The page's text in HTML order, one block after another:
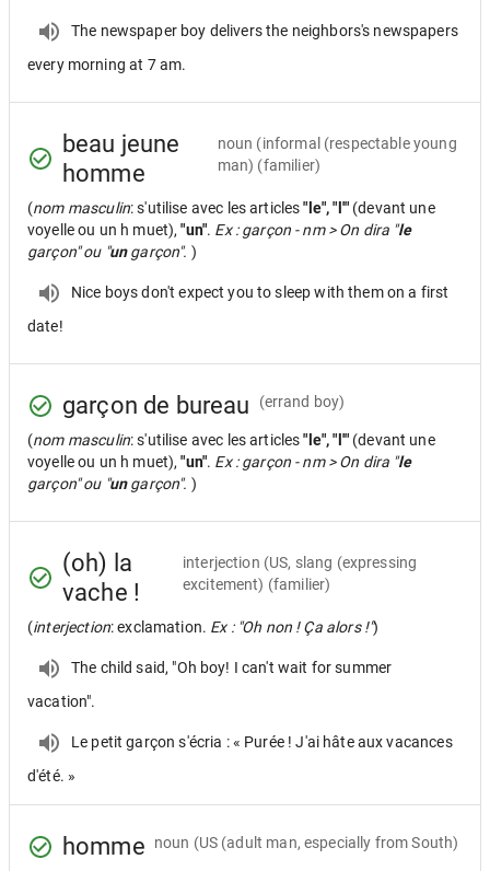
The newspaper boy delivers the neighbors's newspapers
every morning at 7 am.
beau jeune
homme
noun (informal (respectable young
man) (familier)
(nom masculin: s'utilise avec les articles"le", "l'" (devant une
voyelle ou un h muet),"un". Ex : garçon - nm > On dira "le
garçon" ou "ungarçon". )
Nice boys don't expect you to sleep with them on a first
date!
garçon de bureau (errand boy)
(nom masculin: s'utilise avec les articles"le", "l'" (devant une
voyelle ou un h muet),"un". Ex : garçon - nm > On dira "le
garçon" ou "ungarçon". )
(oh) la
vache !
interjection (US, slang (expressing
excitement) (familier)
(interjection: exclamation. Ex : "Oh non ! Ça alors !")
The child said, "Oh boy! I can't wait for summer
vacation".
Le petit garçon s'écria : « Purée ! J'ai hâte aux vacances
d'été. »
homme noun (US (adult man, especially from South)